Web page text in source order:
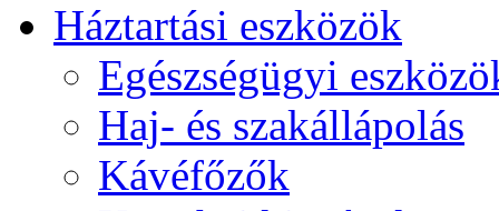
Háztartási eszközök
Egészségügyi
Haj- és szakállápolás
Kávéfőzők